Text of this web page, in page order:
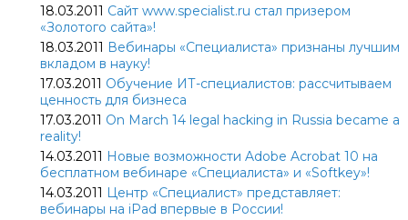
18.03.2011 Сайт www.specialist.ru стал призером
«Золотого сайта»!
18.03.2011 Вебинары «Специалиста» признаны лучшим
вкладом в науку!
17.03.2011 Обучение ИТ-специалистов: рассчитываем
ценность для бизнеса
17.03.2011 On March 14 legal hacking in Russia became a
reality!
14.03.2011 Новые возможности Adobe Acrobat 10 на
бесплатном вебинаре «Специалиста» и «Softkey»!
14.03.2011 Центр «Специалист» представляет:
вебинары на iPad впервые в России!